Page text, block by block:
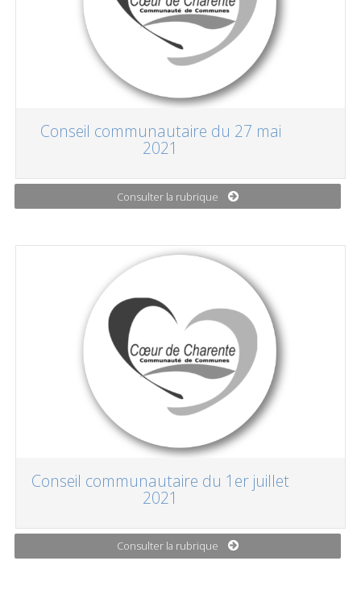
Conseil communautaire du 27 mai
2021
Consulter la rubrique
Conseil communautaire du 1er juillet
2021
Consulter la rubrique